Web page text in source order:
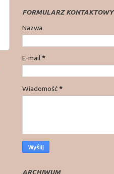
FORMULARZ KONTAKTOWY
Nazwa
E-mail*
Wiadomość*
ARCHIWUM